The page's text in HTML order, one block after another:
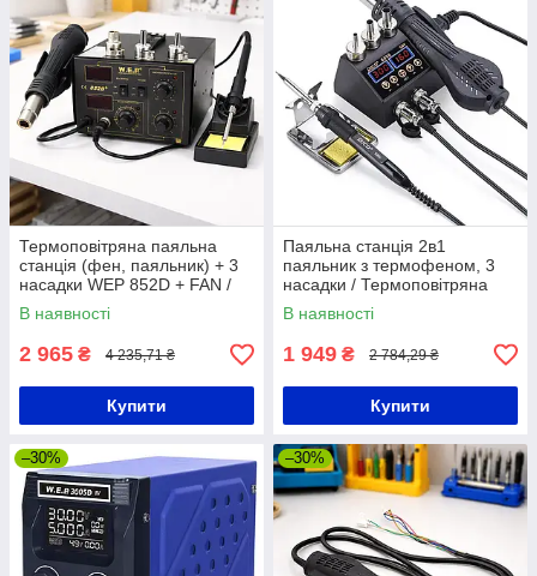
Термоповітряна паяльна
станція (фен, паяльник) + 3
насадки WEP 852D + FAN /
Паяльна станція для паяння
пластику
В наявності
2 965 ₴ 4 235,71 ₴
Купити
Паяльна станція 2в1
паяльник з термофеном, 3
насадки / Термоповітряна
паяльна станція / Набір для
паяння
В наявності
1 949 ₴ 2 784,29 ₴
Купити
–30% –30%